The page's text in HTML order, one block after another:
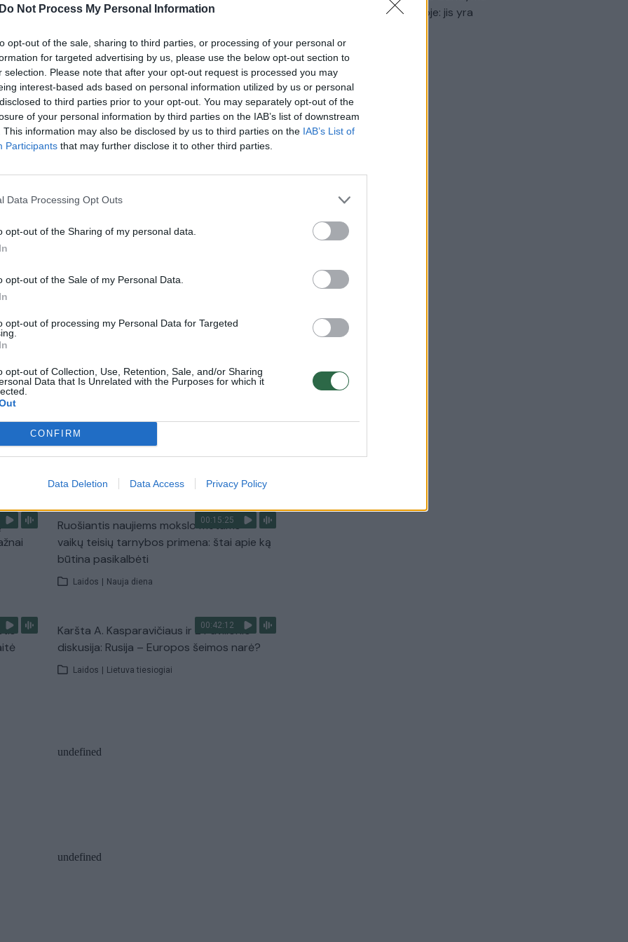
Do Not Process My Personal Information
opt-out of the sale, sharing to third parties, or processing of your personal or
for targeted advertising by us, please use the below opt-out section to
selection. Please note that after your opt-out request is processed you may
interest-based ads based on personal information utilized by us or personal
to third parties prior to your opt-out. You may separately opt-out of the
of your personal information by third parties on the IAB’s list of downstream
This information may also be disclosed by us to third parties on the IAB’s List of
Participants that may further disclose it to other third parties.
Data Processing Opt Outs
opt-out of the Sharing of my personal data.
opt-out of the Sale of my Personal Data.
opt-out of processing my Personal Data for Targeted
opt-out of Collection, Use, Retention, Sale, and/or Sharing
Data that Is Unrelated with the Purposes for which it
CONFIRM
Data Deletion Data Access Privacy Policy
o kokie vėjai vyraus Europoje – padės
Gitanas Nausėda Rinkimai 2019
–
užgaulūs įvardžiai
Nyderlanduose apgynė čempionų vardą
Visi įrašai
00:15:25
Ruošiantis naujiems mokslo metams –
vaikų teisių tarnybos primena: štai apie ką
būtina pasikalbėti
Laidos | Nauja diena
00:42:12
Karšta A. Kasparavičiaus ir Ž Pavilionio
diskusija: Rusija – Europos šeimos narė?
Laidos | Lietuva tiesiogiai
įsitvirtinti Ukrainos politikoje: jis yra
Laidos